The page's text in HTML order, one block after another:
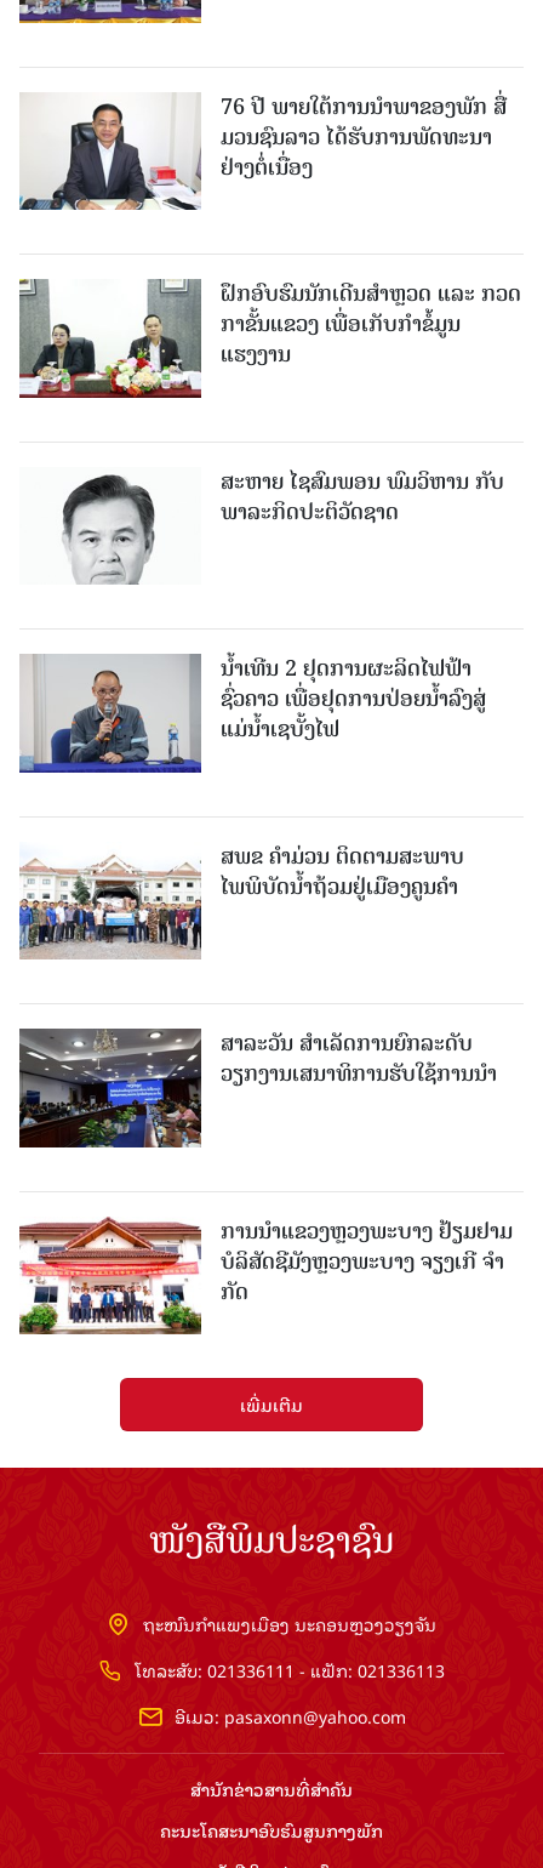
76 ປີ ພາຍໃຕ້ການນໍາພາຂອງພັກ ສື່
ມວນຊົນລາວ ໄດ້ຮັບການພັດທະນາ
ຢ່າງຕໍ່ເນື່ອງ
ຝຶກອົບຮົມນັກເດີນສຳຫຼວດ ແລະ ກວດ
ກາຂັ້ນແຂວງ ເພື່ອເກັບກຳຂໍ້ມູນ
ແຮງງານ
ສະຫາຍ ໄຊສົມພອນ ພົມວິຫານ ກັບ
ພາລະກິດປະຕິວັດຊາດ
ນໍ້າເທີນ 2 ຢຸດການຜະລິດໄຟຟ້າ
ຊົ່ວຄາວ ເພື່ອຢຸດການປ່ອຍນໍ້າລົງສູ່
ແມ່ນໍ້າເຊບັ້ງໄຟ
ສ​ພ​ຂ ຄໍາມ່ວນ ຕິດຕາມສະພາບ
ໄພພິບັດນໍ້າຖ້ວມຢູ່ເມືອງຄູນຄໍາ
ສາລະວັນ ສໍາເລັດການຍົກລະດັບ
ວຽກງານເສນາທິການຮັບໃຊ້ການນໍາ
ການນຳແຂວງຫຼວງພະບາງ ຢ້ຽມ​ຢາມ
ບໍ​ລິ​ສັດຊີມັງຫຼວງພະບາງ ຈຽງເກີ ຈໍາ
ກັດ
ເພີ່ມເຕີມ
ໜັງສືພິມປະຊາຊົນ
ຖະໜົນກຳແພງເມືອງ ນະຄອນຫຼວງວຽງຈັນ
ໂທລະສັບ: 021336111 - ແຟັກ: 021336113
ອີເມວ: pasaxonn@yahoo.com
ສຳ​ນັກ​ຂ່າວ​ສານ​ທີ່​ສຳ​ຄັນ​
ຄະນະໂຄສະນາອົບຮົມ​ສູນ​ກາງ​ພັກ